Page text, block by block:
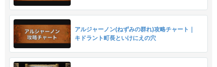
アルジャーノン(ねずみの群れ)攻略チャート｜
キドラント町長といけにえの穴